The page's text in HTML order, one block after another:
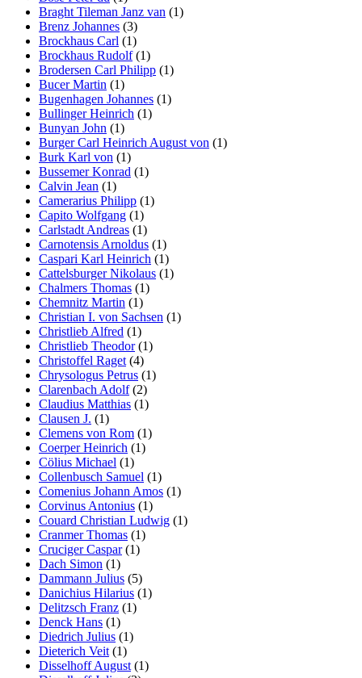
Braght Tileman Janz van (1)
Brenz Johannes (3)
Brockhaus Carl (1)
Brockhaus Rudolf(1)
Brodersen Carl Philipp (1)
Bucer Martin (1)
Bugenhagen Johannes (1)
Bullinger Heinrich (1)
Bunyan John (1)
Burger Carl Heinrich August von (1)
Burk Karl von (1)
Bussemer Konrad (1)
Calvin Jean (1)
Camerarius Philipp (1)
Capito Wolfgang (1)
Carlstadt Andreas (1)
Carnotensis Arnoldus (1)
Caspari Karl Heinrich (1)
Cattelsburger Nikolaus (1)
Chalmers Thomas (1)
Chemnitz Martin (1)
Christian I. von Sachsen (1)
Christlieb Alfred (1)
Christlieb Theodor(1)
Christoffel Raget (4)
Chrysologus Petrus (1)
Clarenbach Adolf(2)
Claudius Matthias (1)
Clausen J. (1)
Clemens von Rom (1)
Coerper Heinrich (1)
Cölius Michael (1)
Collenbusch Samuel (1)
Comenius Johann Amos (1)
Corvinus Antonius (1)
Couard Christian Ludwig (1)
Cranmer Thomas (1)
Cruciger Caspar(1)
Dach Simon (1)
Dammann Julius (5)
Danichius Hilarius (1)
Delitzsch Franz (1)
Denck Hans (1)
Diedrich Julius (1)
Dieterich Veit (1)
Disselhoff August (1)